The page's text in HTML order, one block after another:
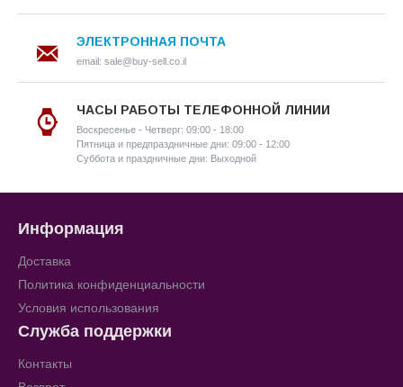
ЭЛЕКТРОННАЯ ПОЧТА
email: sale@buy-sell.co.il
ЧАСЫ РАБОТЫ ТЕЛЕФОННОЙ ЛИНИИ
Воскресенье - Четверг: 09:00 - 18:00
Пятница и предпраздничные дни: 09:00 - 12:00
Суббота и праздничные дни: Выходной
Информация
Доставка
Политика конфиденциальности
Условия использования
Служба поддержки
Контакты